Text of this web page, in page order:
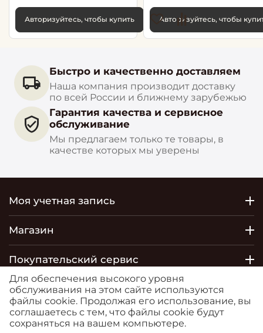
Авторизуйтесь, чтобы купить Авторизуйтесь, чтобы
Быстро и качественно доставляем
Наша компания производит доставку
по всей России и ближнему зарубежью
Гарантия качества и сервисное
обслуживание
Мы предлагаем только те товары, в
качестве которых мы уверены
Моя учетная запись
Магазин
Покупательский сервис
Контакты
© 2026 РОСТОБОИ ДВО. Сайт
Для обеспечения высокого уровня
обслуживания на этом сайте используются
файлы cookie. Продолжая его использование, вы
соглашаетесь с тем, что файлы cookie будут
сохраняться на вашем компьютере.